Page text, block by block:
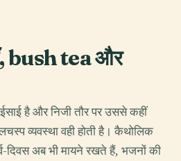
bush tea और
है और निजी तौर पर उससे कहीं
व्यवस्था वही होती है। कैथोलिक
दिवस अब भी मायने रखते हैं, भजनों की